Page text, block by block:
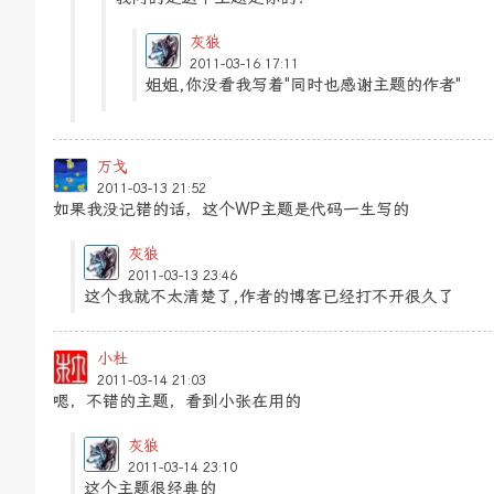
灰狼
2011-03-16 17:11
姐姐,你没看我写着"同时也感谢主题的作者"
万戈
2011-03-13 21:52
如果我没记错的话，这个WP主题是代码一生写的
灰狼
2011-03-13 23:46
这个我就不太清楚了,作者的博客已经打不开很久了
小杜
2011-03-14 21:03
嗯，不错的主题，看到小张在用的
灰狼
2011-03-14 23:10
这个主题很经典的